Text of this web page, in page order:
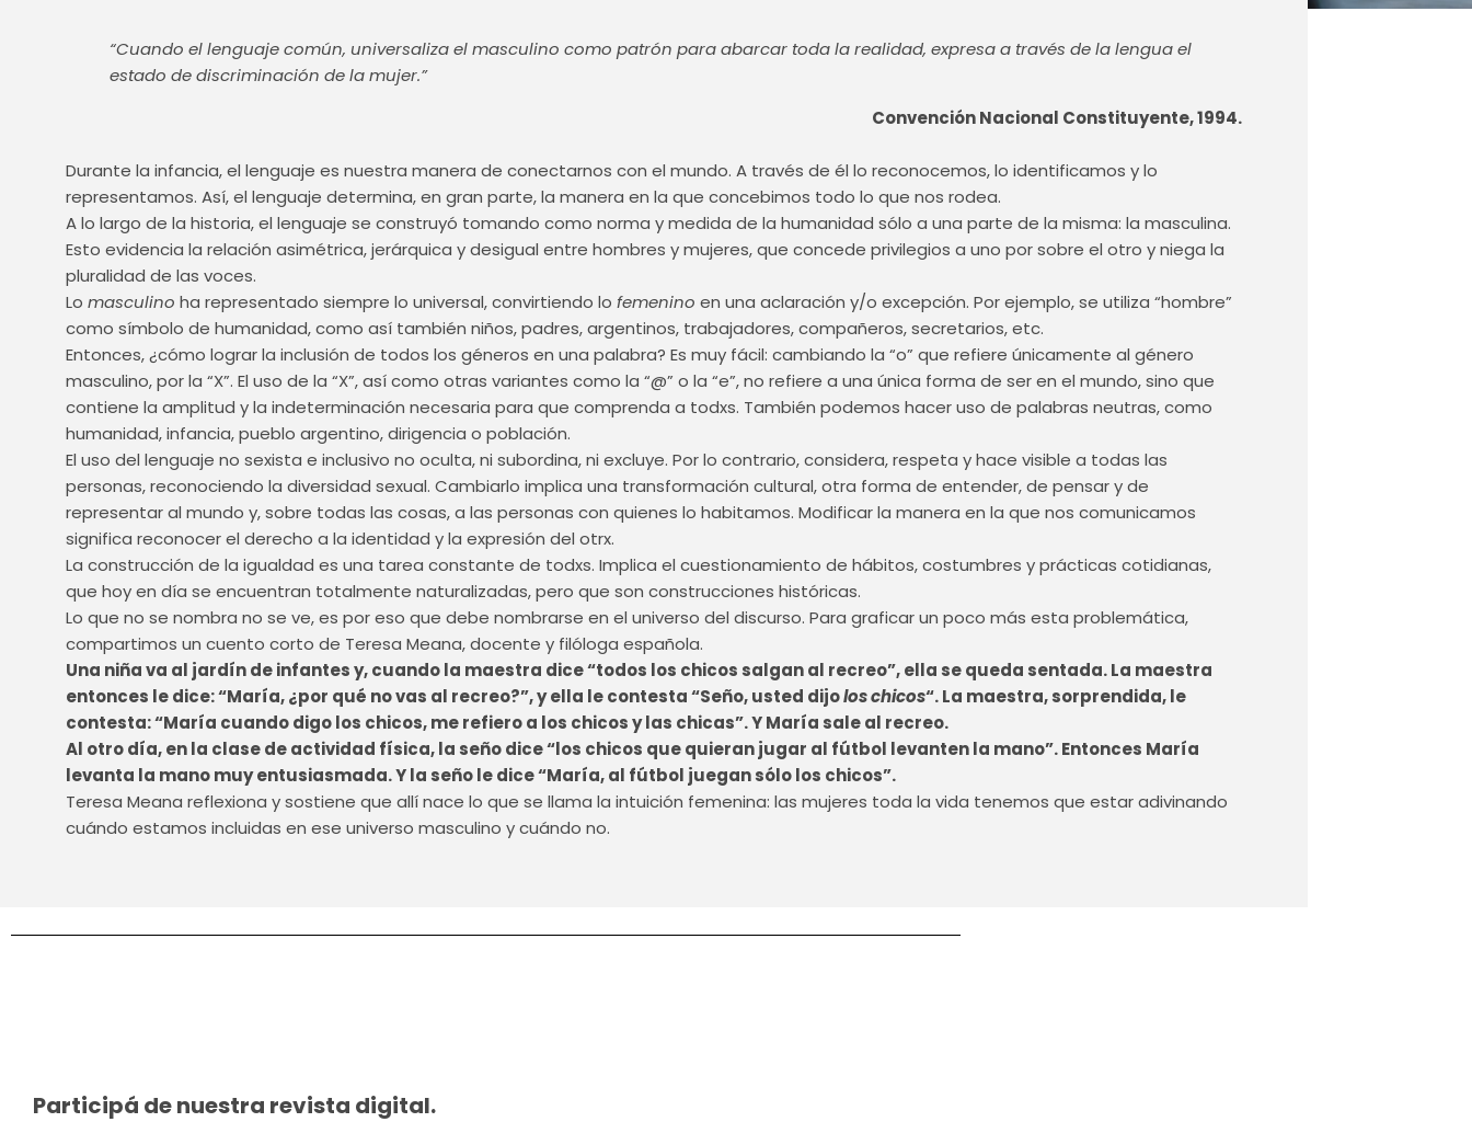
“Cuando el lenguaje común, universaliza el masculino como patrón para abarcar toda la realidad, expresa a través de la lengua el
estado de discriminación de la mujer.”
Convención Nacional Constituyente, 1994.
Durante la infancia, el lenguaje es nuestra manera de conectarnos con el mundo. A través de él lo reconocemos, lo identificamos y lo
representamos. Así, el lenguaje determina, en gran parte, la manera en la que concebimos todo lo que nos rodea.
A lo largo de la historia, el lenguaje se construyó tomando como norma y medida de la humanidad sólo a una parte de la misma: la masculina.
Esto evidencia la relación asimétrica, jerárquica y desigual entre hombres y mujeres, que concede privilegios a uno por sobre el otro y niega la
pluralidad de las voces.
Lo masculino ha representado siempre lo universal, convirtiendo lo femenino en una aclaración y/o excepción. Por ejemplo, se utiliza “hombre”
como símbolo de humanidad, como así también niños, padres, argentinos, trabajadores, compañeros, secretarios, etc.
Entonces, ¿cómo lograr la inclusión de todos los géneros en una palabra? Es muy fácil: cambiando la “o” que refiere únicamente al género
masculino, por la “X”. El uso de la “X”, así como otras variantes como la “@” o la “e”, no refiere a una única forma de ser en el mundo, sino que
contiene la amplitud y la indeterminación necesaria para que comprenda a todxs. También podemos hacer uso de palabras neutras, como
humanidad, infancia, pueblo argentino, dirigencia o población.
El uso del lenguaje no sexista e inclusivo no oculta, ni subordina, ni excluye. Por lo contrario, considera, respeta y hace visible a todas las
personas, reconociendo la diversidad sexual. Cambiarlo implica una transformación cultural, otra forma de entender, de pensar y de
representar al mundo y, sobre todas las cosas, a las personas con quienes lo habitamos. Modificar la manera en la que nos comunicamos
significa reconocer el derecho a la identidad y la expresión del otrx.
La construcción de la igualdad es una tarea constante de todxs. Implica el cuestionamiento de hábitos, costumbres y prácticas cotidianas,
que hoy en día se encuentran totalmente naturalizadas, pero que son construcciones históricas.
Lo que no se nombra no se ve, es por eso que debe nombrarse en el universo del discurso. Para graficar un poco más esta problemática,
compartimos un cuento corto de Teresa Meana, docente y filóloga española.
Una niña va al jardín de infantes y, cuando la maestra dice “todos los chicos salgan al recreo”, ella se queda sentada. La maestra
entonces le dice: “María, ¿por qué no vas al recreo?”, y ella le contesta “Seño, usted dijolos chicos“. La maestra, sorprendida, le
contesta: “María cuando digo los chicos, me refiero a los chicos y las chicas”. Y María sale al recreo.
Al otro día, en la clase de actividad física, la seño dice “los chicos que quieran jugar al fútbol levanten la mano”. Entonces María
levanta la mano muy entusiasmada. Y la seño le dice “María, al fútbol juegan sólo los chicos”.
Teresa Meana reflexiona y sostiene que allí nace lo que se llama la intuición femenina: las mujeres toda la vida tenemos que estar adivinando
cuándo estamos incluidas en ese universo masculino y cuándo no.
Participá de nuestra revista digital.